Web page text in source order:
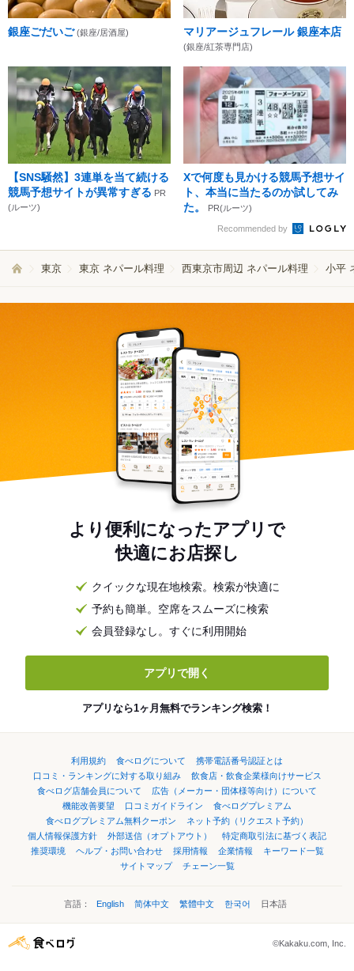
銀座ごだいご (銀座/居酒屋) マリアージュフレール 銀座本店
(銀座/紅茶専門店)
【SNS騒然】3連単を当て続ける
競馬予想サイトが異常すぎる PR
(ルーツ)
Xで何度も見かける競馬予想サイ
ト、本当に当たるのか試してみ
た。
PR(ルーツ)
Recommended by
東京 東京 ネパール料理 西東京市周辺 ネパール料理 小平
より便利になったアプリで
快適にお店探し
クイックな現在地検索。検索が快適に
予約も簡単。空席をスムーズに検索
会員登録なし。すぐに利用開始
アプリで開く
アプリなら1ヶ月無料でランキング検索！
利用規約 食べログについて
携帯電話番号認証とは
口コミ・ランキングに対する取り組み
飲食店・飲食企業様向けサービス
食べログ店舗会員について
広告（メーカー・団体様等向け）について
機能改善要望
口コミガイドライン
食べログプレミアム
食べログプレミアム無料クーポン
ネット予約（リクエスト予約）
個人情報保護方針
外部送信（オプトアウト）
特定商取引法に基づく表記
推奨環境
ヘルプ・お問い合わせ 採用情報 企業情報
キーワード一覧
サイトマップ
チェーン一覧
言語： English 简体中文 繁體中文 한국어 日本語
©Kakaku.com, Inc.